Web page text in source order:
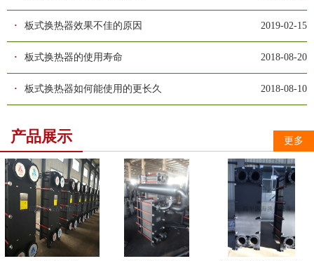
2019-02-15
· 板式换热器效果不佳的原因
2018-08-20
· 板式换热器的使用寿命
2018-08-10
· 板式换热器如何能使用的更长久
更多
产品展示